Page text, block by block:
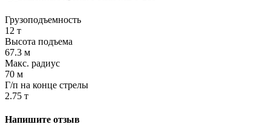
Грузоподъемность
12 т
Высота подъема
67.3 м
Макс. радиус
70 м
Г/п на конце стрелы
2.75 т
Напишите отзыв